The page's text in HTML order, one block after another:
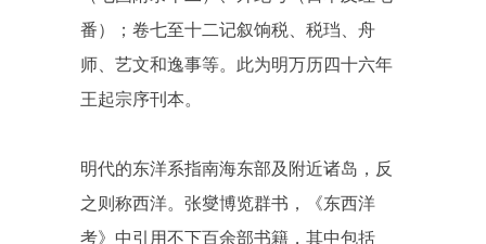
番）；卷七至十二记叙饷税、税珰、舟
师、艺文和逸事等。此为明万历四十六年
王起宗序刊本。
明代的东洋系指南海东部及附近诸岛，反
之则称西洋。张燮博览群书，《东西洋
考》中引用不下百余部书籍，其中包括